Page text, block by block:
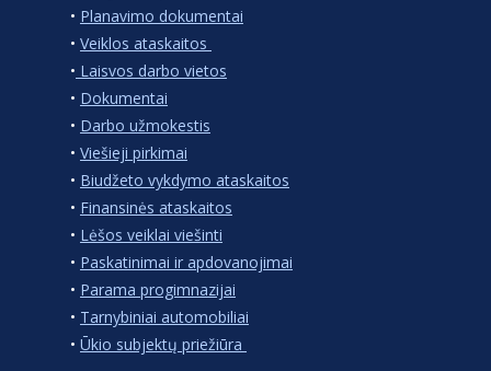
• Planavimo dokumentai
• Veiklos ataskaitos
• Laisvos darbo vietos
• Dokumentai
• Darbo užmokestis
• Viešieji pirkimai
• Biudžeto vykdymo ataskaitos
• Finansinės ataskaitos
• Lėšos veiklai viešinti
• Paskatinimai ir apdovanojimai
• Parama progimnazijai
• Tarnybiniai automobiliai
• Ūkio subjektų priežiūra